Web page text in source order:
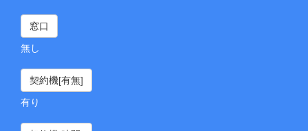
窓口
無し
契約機[有無]
有り